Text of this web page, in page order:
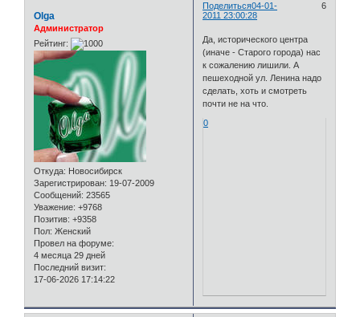
Поделиться 6
04-01-
2011 23:00:28
Olga
Администратор
Рейтинг:
Откуда: Новосибирск
Зарегистрирован: 19-07-2009
Сообщений: 23565
Уважение: +9768
Позитив: +9358
Пол: Женский
Провел на форуме:
4 месяца 29 дней
Последний визит:
17-06-2026 17:14:22
Да, исторического центра
(иначе - Старого города) нас
к сожалению лишили. А
пешеходной ул. Ленина надо
сделать, хоть и смотреть
почти не на что.
0